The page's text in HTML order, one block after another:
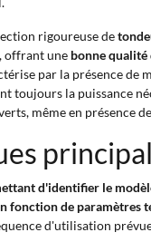
rigoureuse de
, offrant une bonne
par la présence
toujours la puissance
même en présence
d'identifier le
fonction de paramètres
d'utilisation